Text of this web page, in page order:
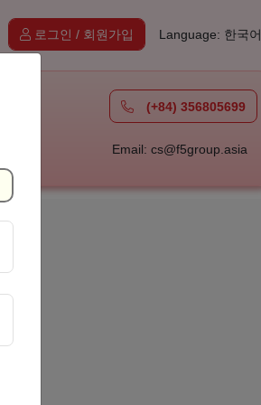
로그인 / 회원가입 Language: 한국어
(+84) 356805699
Email: cs@f5group.asia